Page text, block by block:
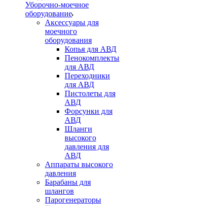
Уборочно-моечное
оборудование
Аксессуары для
моечного
оборудования
Копья для АВД
Пенокомплекты
для АВД
Переходники
для АВД
Пистолеты для
АВД
Форсунки для
АВД
Шланги
высокого
давления для
АВД
Аппараты высокого
давления
Барабаны для
шлангов
Парогенераторы